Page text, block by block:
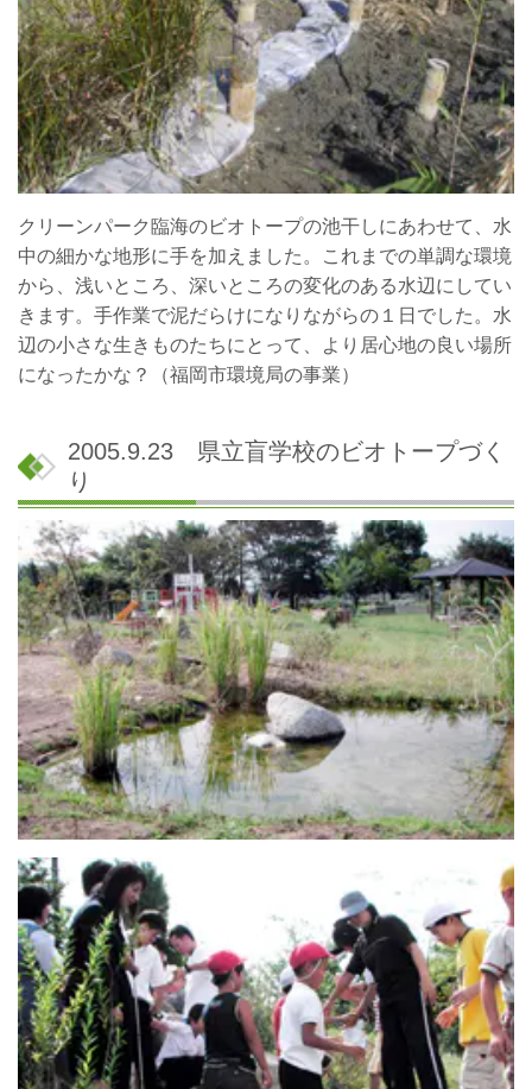
クリーンパーク臨海のビオトープの池干しにあわせて、水
中の細かな地形に手を加えました。これまでの単調な環境
から、浅いところ、深いところの変化のある水辺にしてい
きます。手作業で泥だらけになりながらの１日でした。水
辺の小さな生きものたちにとって、より居心地の良い場所
になったかな？（福岡市環境局の事業）
2005.9.23 県立盲学校のビオトープづく
り